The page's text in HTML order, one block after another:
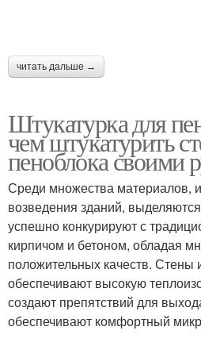
читать дальше →
Штукатурка для
чем штукатурить
пеноблока своими
Среди множества материалов,
возведения зданий,
успешно конкурируют с
кирпичом и бетоном, обладая
положительных качеств. Стены
обеспечивают высокую
создают препятствий для
обеспечивают комфортный